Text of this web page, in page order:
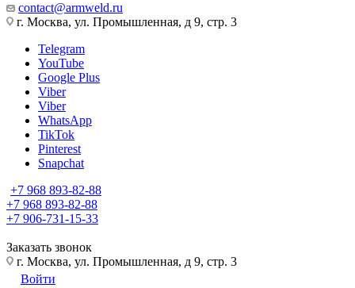
contact@armweld.ru
г. Москва, ул. Промышленная, д 9, стр. 3
Telegram
YouTube
Google Plus
Viber
Viber
WhatsApp
TikTok
Pinterest
Snapchat
+7 968 893-82-88
+7 968 893-82-88
+7 906-731-15-33
Заказать звонок
г. Москва, ул. Промышленная, д 9, стр. 3
Войти